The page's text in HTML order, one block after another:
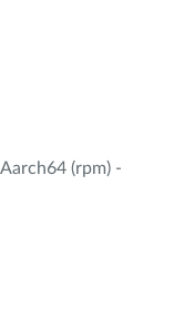
(rpm) -